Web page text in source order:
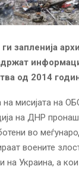
запленија
од 2014
на мисијата на
на ДНР
во
воените
на Украина, а